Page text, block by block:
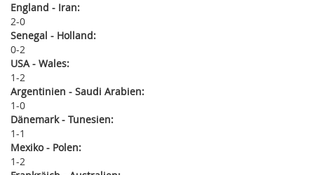
England - Iran:
2 0
Senegal - Holland:
0 2
USA - Wales:
1 2
Argentinien - Saudi Arabien:
1 0
Dänemark - Tunesien:
1 1
Mexiko - Polen:
1 2